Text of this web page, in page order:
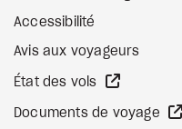
Accessibilité
Avis aux voyageurs
État des vols
Documents de voyage